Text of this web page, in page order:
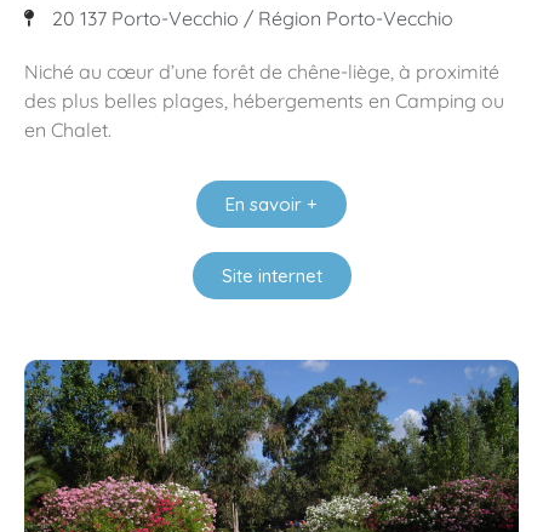
20 137 Porto-Vecchio / Région Porto-Vecchio
Niché au cœur d’une forêt de chêne-liège, à proximité
des plus belles plages, hébergements en Camping ou
en Chalet.
En savoir +
Site internet